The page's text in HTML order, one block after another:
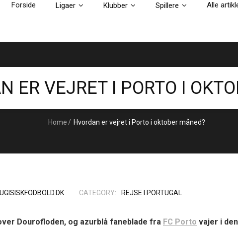
Forside Ligaer Klubber Spillere Alle
ER VEJRET I PORTO I
Home / Hvordan er vejret i Porto i oktober måned?
CATEGORY: REJSE I PORTUGAL
Dourofloden, og azurblå faneblade fra FC Porto vajer i den